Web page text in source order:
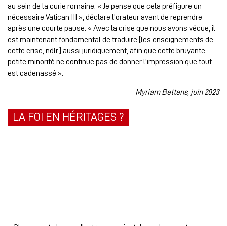
au sein de la curie romaine. « Je pense que cela préfigure un
nécessaire Vatican III », déclare l’orateur avant de reprendre
après une courte pause. « Avec la crise que nous avons vécue, il
est maintenant fondamental de traduire [les enseignements de
cette crise, ndlr.] aussi juridiquement, afin que cette bruyante
petite minorité ne continue pas de donner l’impression que tout
est cadenassé ».
Myriam Bettens, juin 2023
LA FOI EN HÉRITAGES ?